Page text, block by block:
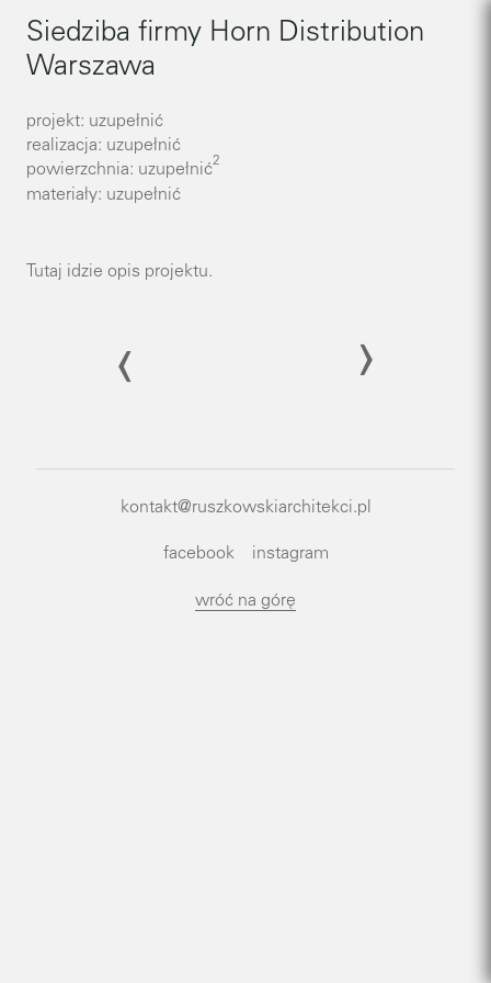
Siedziba firmy Horn Distribution
Warszawa
projekt: uzupełnić
realizacja: uzupełnić
powierzchnia: uzupełnić2
materiały: uzupełnić
Tutaj idzie opis projektu.
› ›
kontakt@ruszkowskiarchitekci.pl
facebook instagram
wróć na górę